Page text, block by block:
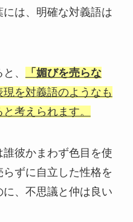
には、明確な対義語は
、
「媚びを売らな
現を対義語のようなも
考えられます。
彼かまわず色目を使
ずに自立した性格を
、不思議と仲は良い